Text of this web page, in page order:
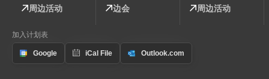
周边活动 边会 周边活动
加入计划表